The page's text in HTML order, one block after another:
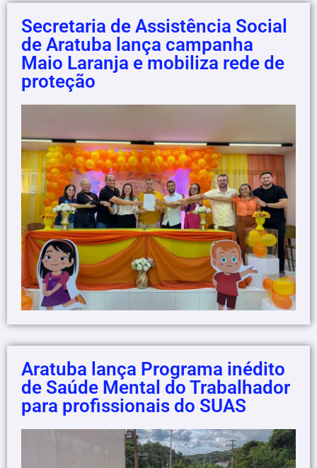
Secretaria de Assistência Social
de Aratuba lança campanha
Maio Laranja e mobiliza rede de
proteção
Aratuba lança Programa inédito
de Saúde Mental do Trabalhador
para profissionais do SUAS